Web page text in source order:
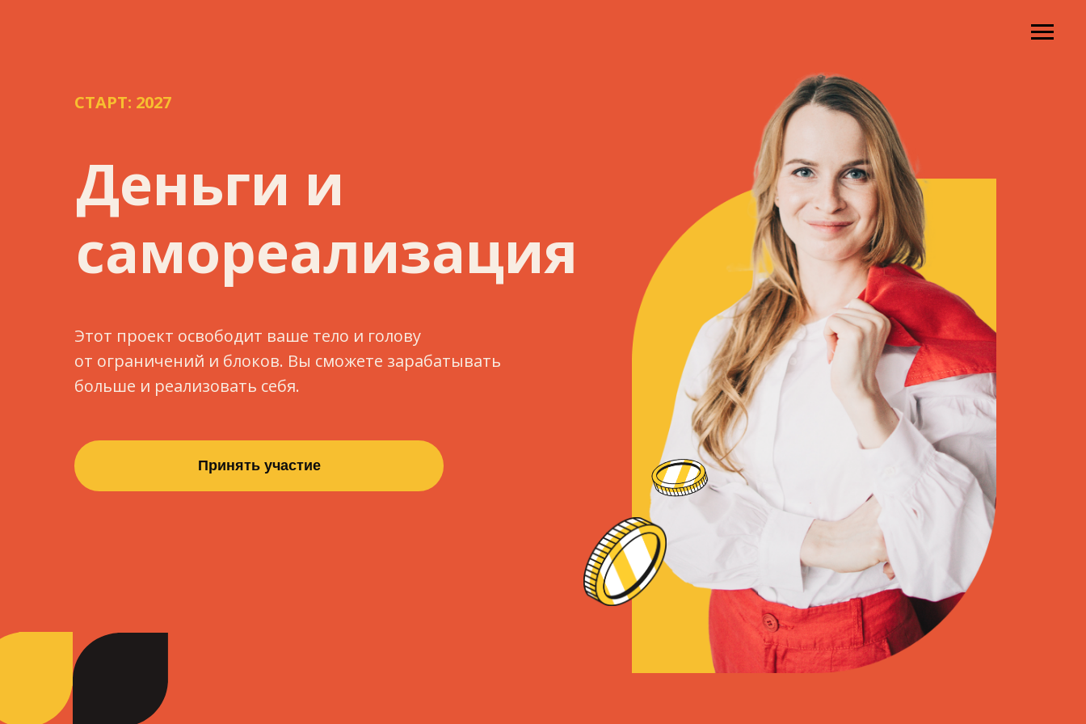
Этот проект освободит ваше тело и голову
от ограничений и блоков. Вы сможете зарабатывать
больше и реализовать себя.
Деньги и
самореализация
СТАРТ: 2027
Принять участие